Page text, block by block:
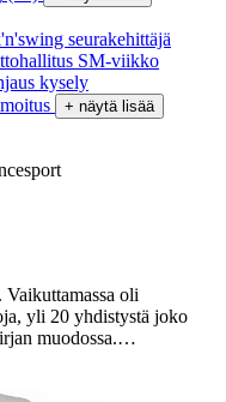
seurakehittäjä
SM-viikko
kysely
+ näytä lisää
oli
yli 20 yhdistystä joko
muodossa.…